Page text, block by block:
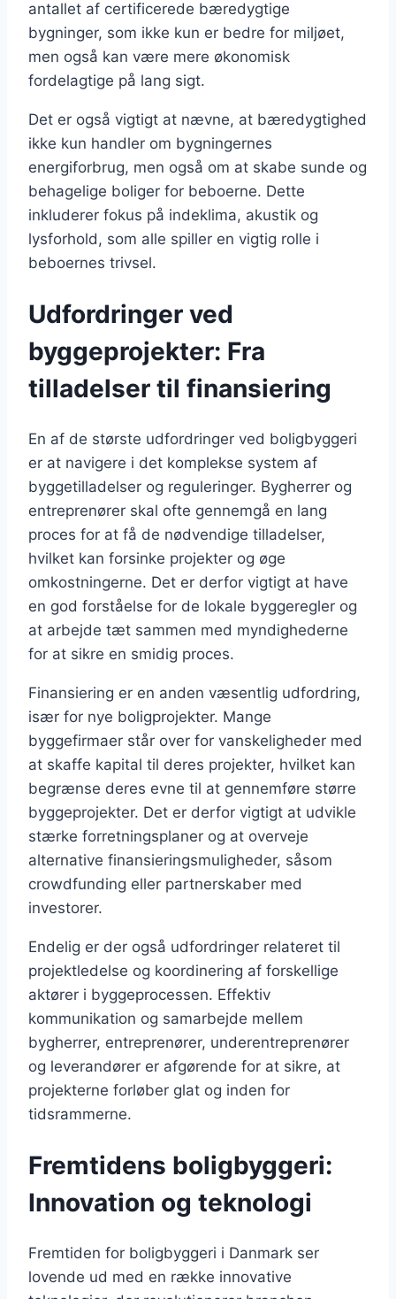
antallet af certificerede bæredygtige
bygninger, som ikke kun er bedre for miljøet,
men også kan være mere økonomisk
fordelagtige på lang sigt.
Det er også vigtigt at nævne, at bæredygtighed
ikke kun handler om bygningernes
energiforbrug, men også om at skabe sunde og
behagelige boliger for beboerne. Dette
inkluderer fokus på indeklima, akustik og
lysforhold, som alle spiller en vigtig rolle i
beboernes trivsel.
Udfordringer ved
byggeprojekter: Fra
tilladelser til finansiering
En af de største udfordringer ved boligbyggeri
er at navigere i det komplekse system af
byggetilladelser og reguleringer. Bygherrer og
entreprenører skal ofte gennemgå en lang
proces for at få de nødvendige tilladelser,
hvilket kan forsinke projekter og øge
omkostningerne. Det er derfor vigtigt at have
en god forståelse for de lokale byggeregler og
at arbejde tæt sammen med myndighederne
for at sikre en smidig proces.
Finansiering er en anden væsentlig udfordring,
især for nye boligprojekter. Mange
byggefirmaer står over for vanskeligheder med
at skaffe kapital til deres projekter, hvilket kan
begrænse deres evne til at gennemføre større
byggeprojekter. Det er derfor vigtigt at udvikle
stærke forretningsplaner og at overveje
alternative finansieringsmuligheder, såsom
crowdfunding eller partnerskaber med
investorer.
Endelig er der også udfordringer relateret til
projektledelse og koordinering af forskellige
aktører i byggeprocessen. Effektiv
kommunikation og samarbejde mellem
bygherrer, entreprenører, underentreprenører
og leverandører er afgørende for at sikre, at
projekterne forløber glat og inden for
tidsrammerne.
Fremtidens boligbyggeri:
Innovation og teknologi
Fremtiden for boligbyggeri i Danmark ser
lovende ud med en række innovative